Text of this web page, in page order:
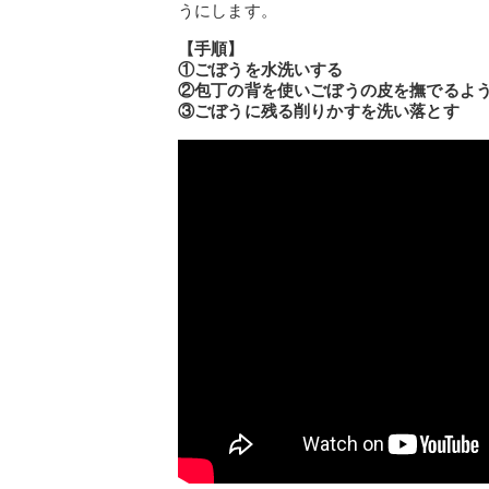
うにします。
【手順】
①ごぼうを水洗いする
②包丁の背を使いごぼうの皮を撫でるよ
③ごぼうに残る削りかすを洗い落とす